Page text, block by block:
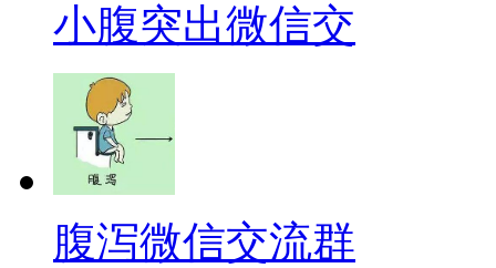
小腹突出微信交
腹泻微信交流群